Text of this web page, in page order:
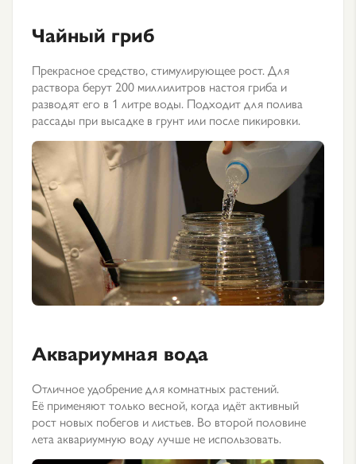
Чайный гриб
Прекрасное средство, стимулирующее рост. Для
раствора берут 200 миллилитров настоя гриба и
разводят его в 1 литре воды. Подходит для полива
рассады при высадке в грунт или после пикировки.
Аквариумная вода
Отличное удобрение для комнатных растений.
Её применяют только весной, когда идёт активный
рост новых побегов и листьев. Во второй половине
лета аквариумную воду лучше не использовать.